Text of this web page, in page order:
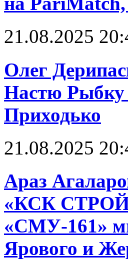
21.08.2025
Олег
Настю Рыбку
Приходько
21.08.2025
Араз
«КСК
«СМУ-161»
Ярового и